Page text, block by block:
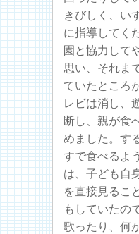
きびしく、い
に指導してく
園と協力して
思い、それま
ていたところ
レビは消し、
断し、親が食
めました。す
すで食べるよ
は、子ども自
を直接見るこ
もしていたの
歌ったり、何